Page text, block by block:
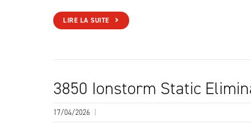
LIRE LA SUITE
3850 Ionstorm Static
17/04/2026